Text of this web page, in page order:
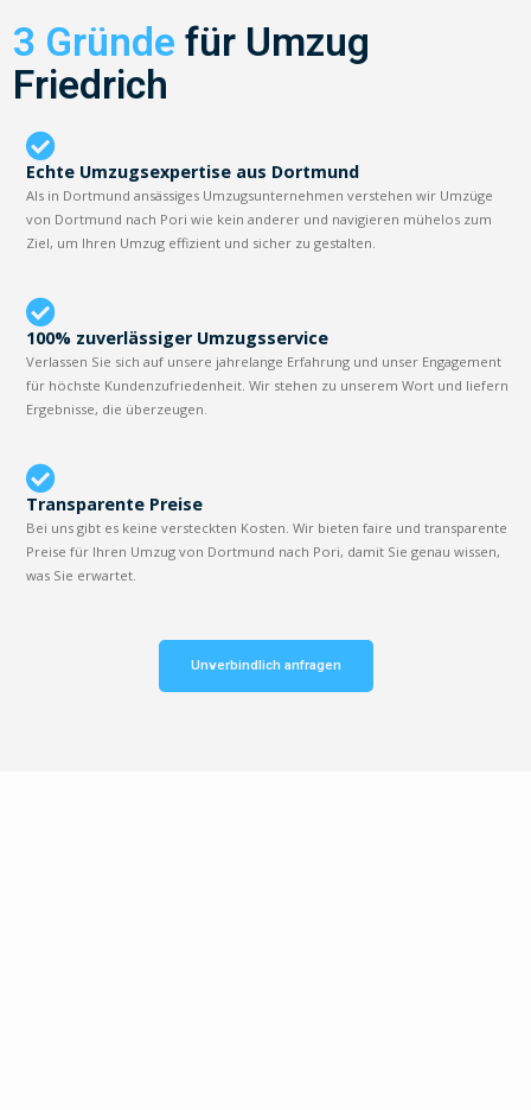
3 Gründe für Umzug
Friedrich
Echte Umzugsexpertise aus Dortmund
Als in Dortmund ansässiges Umzugsunternehmen verstehen wir Umzüge
von Dortmund nach Pori wie kein anderer und navigieren mühelos zum
Ziel, um Ihren Umzug effizient und sicher zu gestalten.
100% zuverlässiger Umzugsservice
Verlassen Sie sich auf unsere jahrelange Erfahrung und unser Engagement
für höchste Kundenzufriedenheit. Wir stehen zu unserem Wort und liefern
Ergebnisse, die überzeugen.
Transparente Preise
Bei uns gibt es keine versteckten Kosten. Wir bieten faire und transparente
Preise für Ihren Umzug von Dortmund nach Pori, damit Sie genau wissen,
was Sie erwartet.
Unverbindlich anfragen